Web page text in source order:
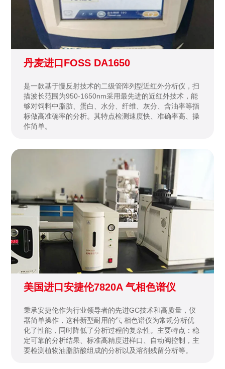
丹麦进口FOSS DA1650
是一款基于慢反射技术的二级管阵列型近红外分析仪，扫
描波长范围为950-1650nm采用最先进的近红外技术，能
够对饲料中脂肪、蛋白、水分、纤维、灰分、含油率等指
标做高准确率的分析。其特点检测速度快、准确率高、操
作简单。
美国进口安捷伦7820A 气相色谱仪
秉承安捷伦作为行业领导者的先进GC技术和高质量，仪
器简单操作，这种新型耐用的气 相色谱仪为常规分析优
化了性能，同时降低了分析过程的复杂性。主要特点：稳
定可靠的分析结果、标准高精度进样口、自动阀控制，主
要检测植物油脂肪酸组成的分析以及溶剂残留分析等。